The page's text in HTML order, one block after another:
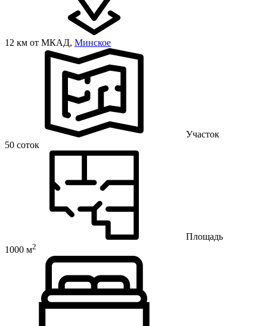
12 км от МКАД, Минское
Участок
50 соток
Площадь
1000 м2